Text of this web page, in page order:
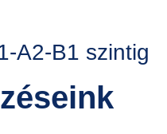
A2-B1 szintig